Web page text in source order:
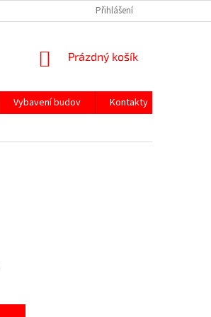
Přihlášení
NÁKUPNÍ
Prázdný košík
Vybavení budov
Kontakty